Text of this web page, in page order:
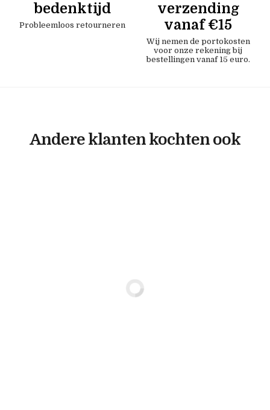
bedenktijd
Probleemloos retourneren
verzending
vanaf €15
Wij nemen de portokosten
voor onze rekening bij
bestellingen vanaf 15 euro.
Andere klanten kochten ook